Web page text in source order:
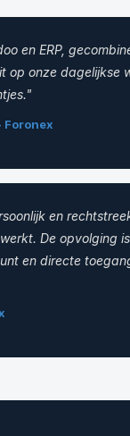
en ERP,
onze dagelijkse
Foronex
en
De opvolging
en directe